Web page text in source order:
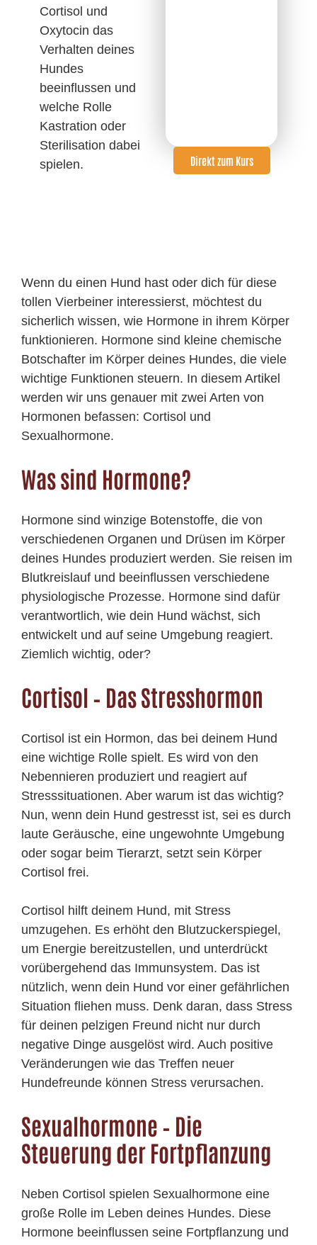
Cortisol und
Oxytocin das
Verhalten deines
Hundes
beeinflussen und
welche Rolle
Kastration oder
Sterilisation dabei
spielen.
Direkt zum Kurs
Wenn du einen Hund hast oder dich für diese
tollen Vierbeiner interessierst, möchtest du
sicherlich wissen, wie Hormone in ihrem Körper
funktionieren. Hormone sind kleine chemische
Botschafter im Körper deines Hundes, die viele
wichtige Funktionen steuern. In diesem Artikel
werden wir uns genauer mit zwei Arten von
Hormonen befassen: Cortisol und
Sexualhormone.
Was sind Hormone?
Hormone sind winzige Botenstoffe, die von
verschiedenen Organen und Drüsen im Körper
deines Hundes produziert werden. Sie reisen im
Blutkreislauf und beeinflussen verschiedene
physiologische Prozesse. Hormone sind dafür
verantwortlich, wie dein Hund wächst, sich
entwickelt und auf seine Umgebung reagiert.
Ziemlich wichtig, oder?
Cortisol – Das Stresshormon
Cortisol ist ein Hormon, das bei deinem Hund
eine wichtige Rolle spielt. Es wird von den
Nebennieren produziert und reagiert auf
Stresssituationen. Aber warum ist das wichtig?
Nun, wenn dein Hund gestresst ist, sei es durch
laute Geräusche, eine ungewohnte Umgebung
oder sogar beim Tierarzt, setzt sein Körper
Cortisol frei.
Cortisol hilft deinem Hund, mit Stress
umzugehen. Es erhöht den Blutzuckerspiegel,
um Energie bereitzustellen, und unterdrückt
vorübergehend das Immunsystem. Das ist
nützlich, wenn dein Hund vor einer gefährlichen
Situation fliehen muss. Denk daran, dass Stress
für deinen pelzigen Freund nicht nur durch
negative Dinge ausgelöst wird. Auch positive
Veränderungen wie das Treffen neuer
Hundefreunde können Stress verursachen.
Sexualhormone – Die
Steuerung der Fortpflanzung
Neben Cortisol spielen Sexualhormone eine
große Rolle im Leben deines Hundes. Diese
Hormone beeinflussen seine Fortpflanzung und